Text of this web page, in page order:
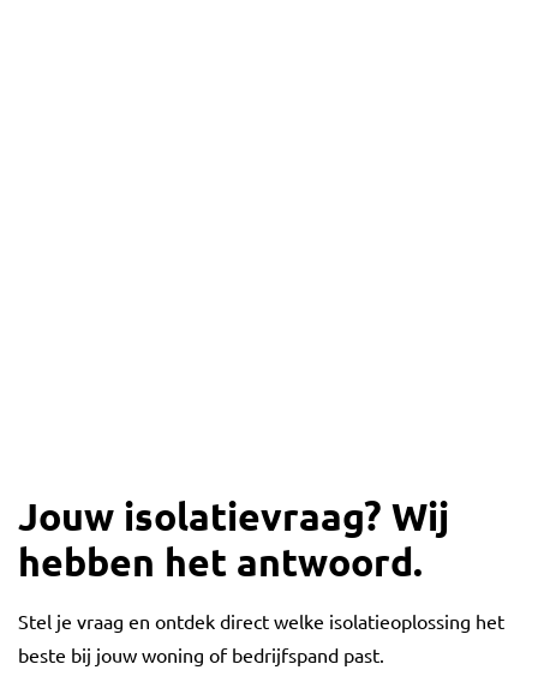
Jouw isolatievraag? Wij
hebben het antwoord.
Stel je vraag en ontdek direct welke isolatieoplossing het
beste bij jouw woning of bedrijfspand past.